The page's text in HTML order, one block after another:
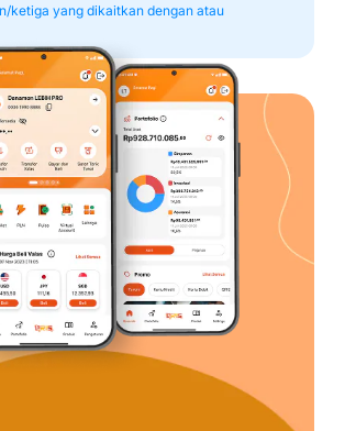
ketiga yang dikaitkan dengan atau